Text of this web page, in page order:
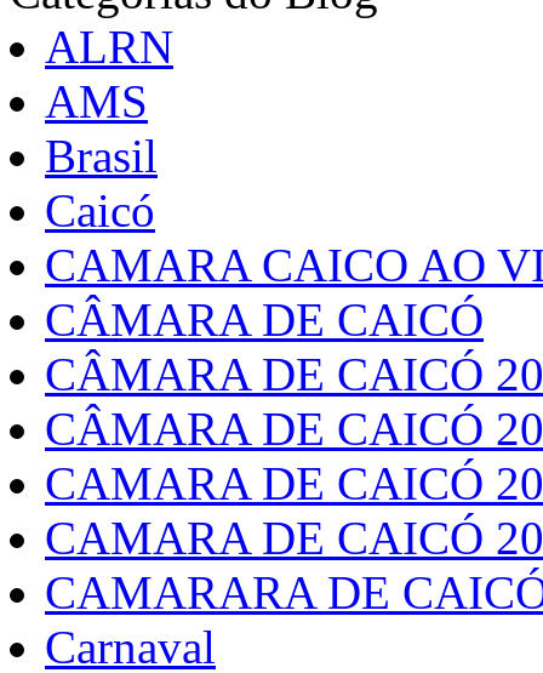
ALRN
AMS
Brasil
Caicó
CAMARA CAICO AO
CÂMARA DE CAICÓ
CÂMARA DE CAICÓ
CÂMARA DE CAICÓ
CAMARA DE CAICÓ
CAMARA DE CAICÓ
CAMARARA DE
Carnaval